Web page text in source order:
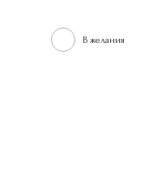
В желания